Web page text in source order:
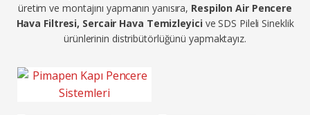
üretim ve montajını yapmanın yanısıra, Respilon Air Pencere
Hava Filtresi, Sercair Hava Temizleyici ve SDS Pileli Sineklik
ürünlerinin distribütörlüğünü yapmaktayız.